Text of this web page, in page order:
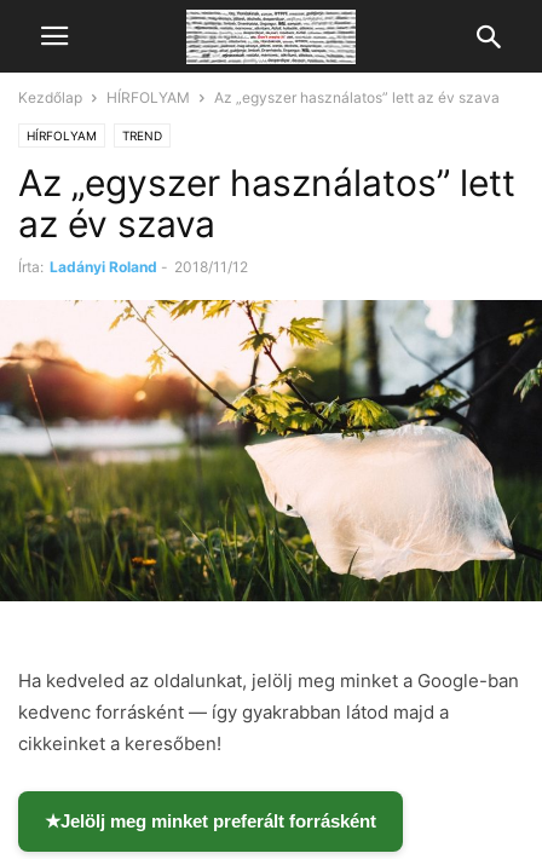
Kezdőlap HÍRFOLYAM Az „egyszer használatos” lett az év szava
HÍRFOLYAM TREND
Az „egyszer használatos” lett
az év szava
Írta: Ladányi Roland - 2018/11/12
Ha kedveled az oldalunkat, jelölj meg minket a Google-ban
kedvenc forrásként — így gyakrabban látod majd a
cikkeinket a keresőben!
★Jelölj meg minket preferált forrásként